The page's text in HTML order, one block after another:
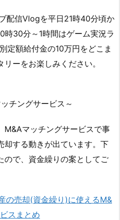
配信Vlogを平日21時40分頃か
時30分～1時間はゲーム実況ラ
定額給付金の10万円をどこま
ーをお楽しみください。
チングサービス～
M&Aマッチングサービスで事
却する動きが出ています。下
ので、資金繰りの案としてご
の売却(資金繰り)に使えるM&
スまとめ